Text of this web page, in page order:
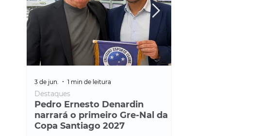
Pedro Ernesto Denardin
narrará o primeiro Gre-Nal da
Copa Santiago 2027
Destaques
3 de jun. 1 min de leitura